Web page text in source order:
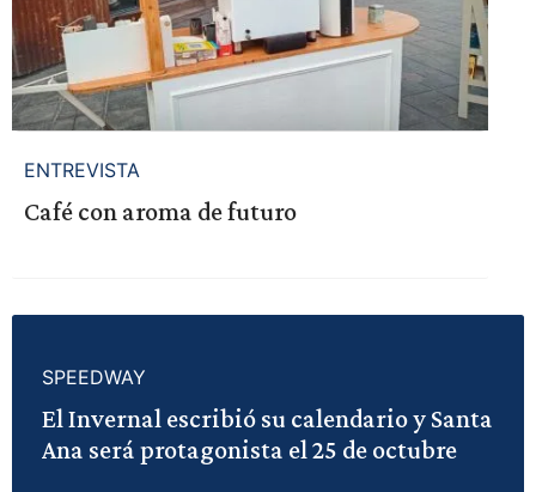
ENTREVISTA
Café con aroma de futuro
SPEEDWAY
El Invernal escribió su calendario y Santa
Ana será protagonista el 25 de octubre